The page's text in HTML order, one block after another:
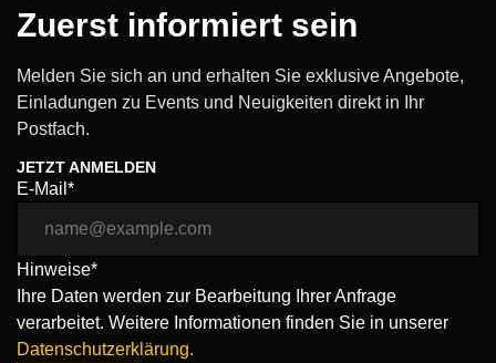
Zuerst informiert sein
Melden Sie sich an und erhalten Sie exklusive Angebote,
Einladungen zu Events und Neuigkeiten direkt in Ihr
Postfach.
JETZT ANMELDEN
E-Mail*
Hinweise*
Ihre Daten werden zur Bearbeitung Ihrer Anfrage
verarbeitet. Weitere Informationen finden Sie in unserer
Datenschutzerklärung.